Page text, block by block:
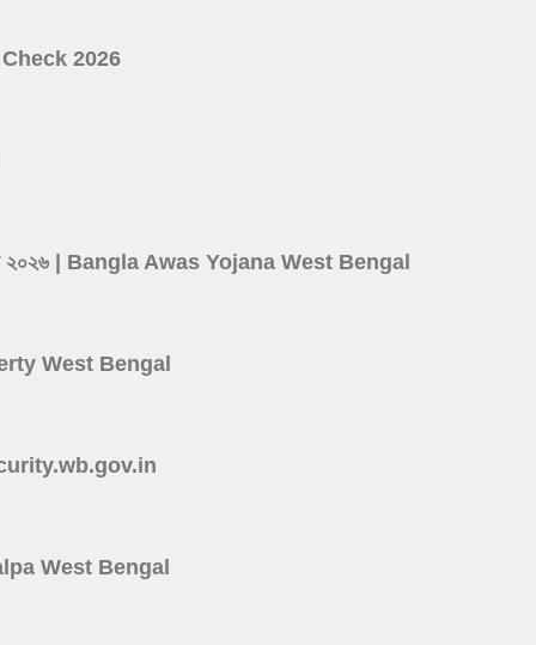
Check 2026
২০২৬ | Bangla Awas Yojana West Bengal
West Bengal
West Bengal